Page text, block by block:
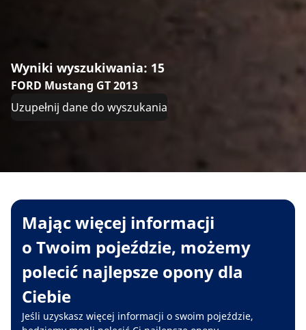
Wyniki wyszukiwania: 15
FORD Mustang GT 2013
Uzupełnij dane do wyszukania
Mając więcej informacji
o Twoim pojeździe, możemy
polecić najlepsze opony dla
Ciebie
Jeśli uzyskasz więcej informacji o swoim pojeździe,